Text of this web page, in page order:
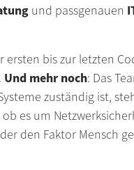
und passgenauen
ersten bis zur letzten
Und mehr noch: Das
zuständig ist,
es um
den Faktor Mensch